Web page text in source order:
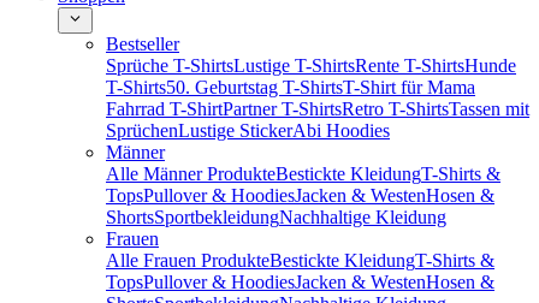
Bestseller
Sprüche T-ShirtsLustige T-ShirtsRente T-ShirtsHunde
T-Shirts50. Geburtstag T-ShirtsT-Shirt für Mama
Fahrrad T-ShirtPartner T-ShirtsRetro T-ShirtsTassen mit
SprüchenLustige StickerAbi Hoodies
Männer
Alle Männer ProdukteBestickte KleidungT-Shirts &
TopsPullover & HoodiesJacken & WestenHosen &
ShortsSportbekleidungNachhaltige Kleidung
Frauen
Alle Frauen ProdukteBestickte KleidungT-Shirts &
TopsPullover & HoodiesJacken & WestenHosen &